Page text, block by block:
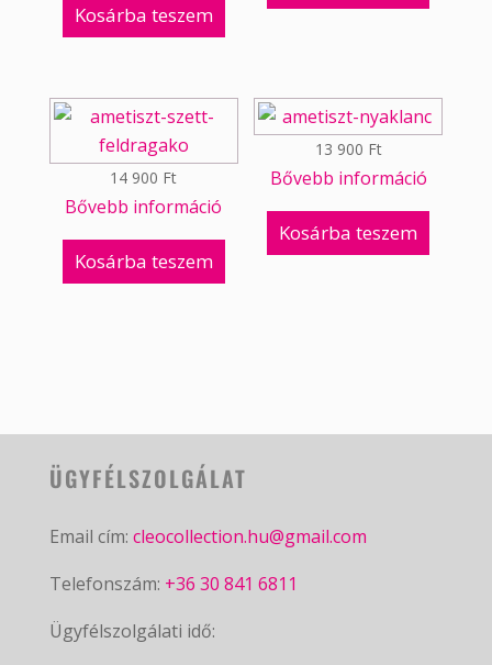
Kosárba teszem
14 900 Ft
Bővebb információ
Kosárba teszem
13 900 Ft
Bővebb információ
Kosárba teszem
ÜGYFÉLSZOLGÁLAT
Email cím: cleocollection.hu@gmail.com
Telefonszám: +36 30 841 6811
Ügyfélszolgálati idő: